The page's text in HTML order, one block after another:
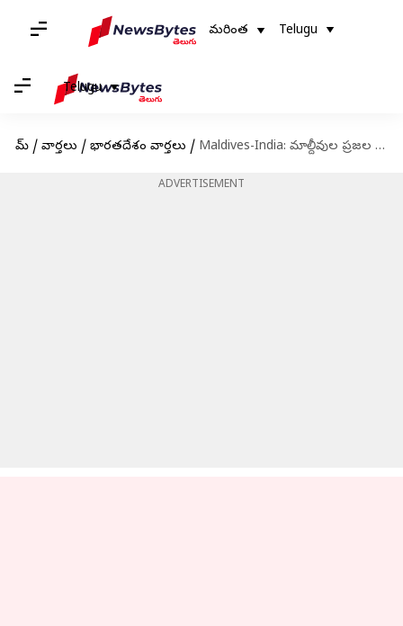
మరింత Telugu
Telugu
హోమ్ / వార్తలు / భారతదేశం వార్తలు / Maldives-India: మాల్దీవుల ప్రజల పక్షాల భారత్‌ను క్షమాపణలు కోరుతున్నా: మాజీ అధ్యక్షుడు నషీద్
ADVERTISEMENT